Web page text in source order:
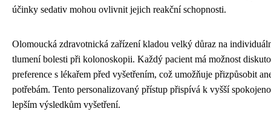
účinky sedativ mohou ovlivnit jejich reakční schopnosti.
Olomoucká zdravotnická zařízení kladou velký důraz na
tlumení bolesti při kolonoskopii. Každý pacient má možnost
preference s lékařem před vyšetřením, což umožňuje přizpůsobit
potřebám. Tento personalizovaný přístup přispívá k vyšší
lepším výsledkům vyšetření.